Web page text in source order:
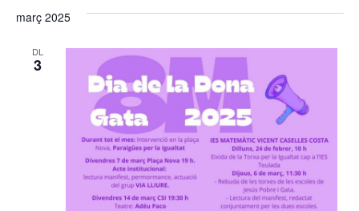
març 2025
DL
3